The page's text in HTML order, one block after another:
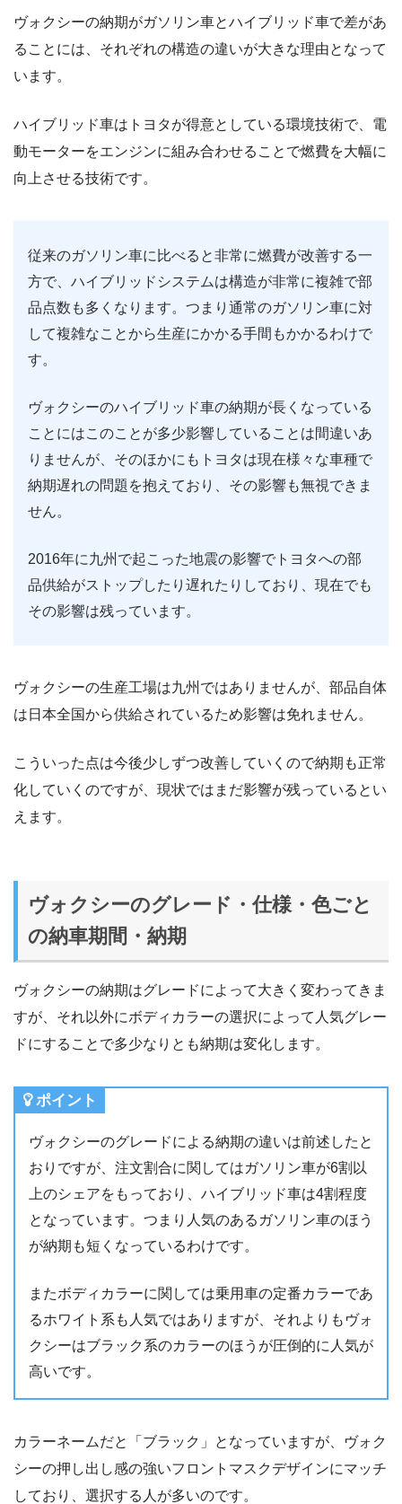
ヴォクシーの納期がガソリン車とハイブリッド車で差があ
ることには、それぞれの構造の違いが大きな理由となって
います。
ハイブリッド車はトヨタが得意としている環境技術で、電
動モーターをエンジンに組み合わせることで燃費を大幅に
向上させる技術です。
従来のガソリン車に比べると非常に燃費が改善する一
方で、ハイブリッドシステムは構造が非常に複雑で部
品点数も多くなります。つまり通常のガソリン車に対
して複雑なことから生産にかかる手間もかかるわけで
す。
ヴォクシーのハイブリッド車の納期が長くなっている
ことにはこのことが多少影響していることは間違いあ
りませんが、そのほかにもトヨタは現在様々な車種で
納期遅れの問題を抱えており、その影響も無視できま
せん。
2016年に九州で起こった地震の影響でトヨタへの部
品供給がストップしたり遅れたりしており、現在でも
その影響は残っています。
ヴォクシーの生産工場は九州ではありませんが、部品自体
は日本全国から供給されているため影響は免れません。
こういった点は今後少しずつ改善していくので納期も正常
化していくのですが、現状ではまだ影響が残っているとい
えます。
ヴォクシーのグレード・仕様・色ごと
の納車期間・納期
ヴォクシーの納期はグレードによって大きく変わってきま
すが、それ以外にボディカラーの選択によって人気グレー
ドにすることで多少なりとも納期は変化します。
ポイント
ヴォクシーのグレードによる納期の違いは前述したと
おりですが、注文割合に関してはガソリン車が6割以
上のシェアをもっており、ハイブリッド車は4割程度
となっています。つまり人気のあるガソリン車のほう
が納期も短くなっているわけです。
またボディカラーに関しては乗用車の定番カラーであ
るホワイト系も人気ではありますが、それよりもヴォ
クシーはブラック系のカラーのほうが圧倒的に人気が
高いです。
カラーネームだと「ブラック」となっていますが、ヴォク
シーの押し出し感の強いフロントマスクデザインにマッチ
しており、選択する人が多いのです。